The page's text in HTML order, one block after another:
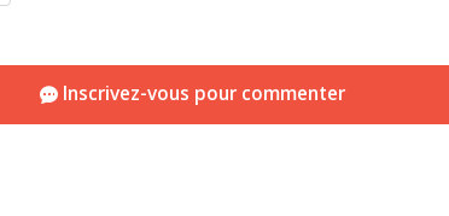
Inscrivez-vous pour commenter